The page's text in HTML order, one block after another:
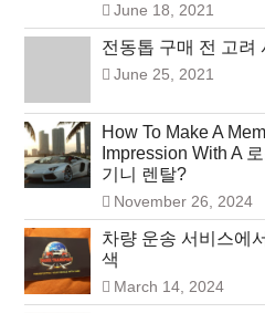
June 18, 2021
전동톱 구매 전 고려
June 25, 2021
How To Make A
Impression With A
기니 렌탈?
November 26, 2024
차량 운송 서비스에
색
March 14, 2024